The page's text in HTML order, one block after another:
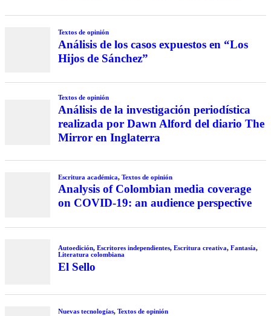
Textos de opinión
Análisis de los casos expuestos en “Los
Hijos de Sánchez”
Textos de opinión
Análisis de la investigación periodística
realizada por Dawn Alford del diario The
Mirror en Inglaterra
Escritura académica, Textos de opinión
Analysis of Colombian media coverage
on COVID-19: an audience perspective
Autoedición, Escritores independientes, Escritura creativa, Fantasía,
Literatura colombiana
El Sello
Nuevas tecnologías, Textos de opinión